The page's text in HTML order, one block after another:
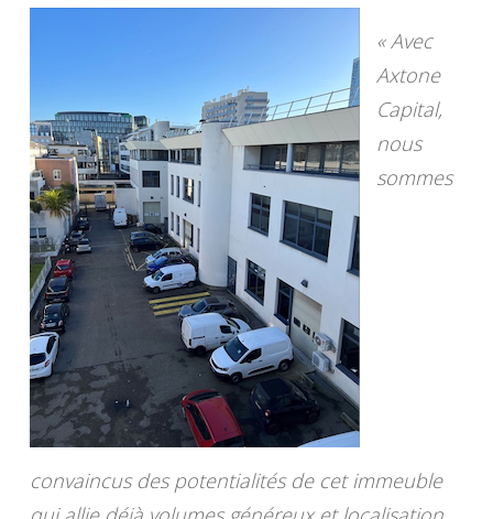
« Avec
Axtone
Capital,
nous
sommes
convaincus des potentialités de cet immeuble